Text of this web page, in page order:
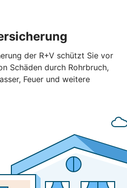
der R+V schützt Sie vor
Schäden durch Rohrbruch,
Feuer und weitere